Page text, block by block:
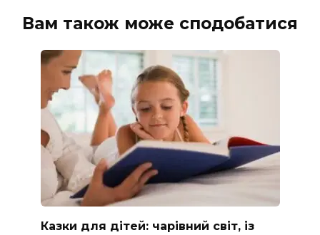
Вам також може сподобатися
Казки для дітей: чарівний світ, із